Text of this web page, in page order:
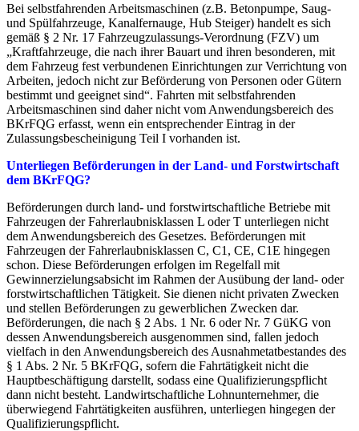
Bei selbstfahrenden Arbeitsmaschinen (z.B. Betonpumpe, Saug-
und Spülfahrzeuge, Kanalfernauge, Hub Steiger) handelt es sich
gemäß § 2 Nr. 17 Fahrzeugzulassungs-Verordnung (FZV) um
„Kraftfahrzeuge, die nach ihrer Bauart und ihren besonderen, mit
dem Fahrzeug fest verbundenen Einrichtungen zur Verrichtung von
Arbeiten, jedoch nicht zur Beförderung von Personen oder Gütern
bestimmt und geeignet sind“. Fahrten mit selbstfahrenden
Arbeitsmaschinen sind daher nicht vom Anwendungsbereich des
BKrFQG erfasst, wenn ein entsprechender Eintrag in der
Zulassungsbescheinigung Teil I vorhanden ist.
Unterliegen Beförderungen in der Land- und Forstwirtschaft
dem BKrFQG?
Beförderungen durch land- und forstwirtschaftliche Betriebe mit
Fahrzeugen der Fahrerlaubnisklassen L oder T unterliegen nicht
dem Anwendungsbereich des Gesetzes. Beförderungen mit
Fahrzeugen der Fahrerlaubnisklassen C, C1, CE, C1E hingegen
schon. Diese Beförderungen erfolgen im Regelfall mit
Gewinnerzielungsabsicht im Rahmen der Ausübung der land- oder
forstwirtschaftlichen Tätigkeit. Sie dienen nicht privaten Zwecken
und stellen Beförderungen zu gewerblichen Zwecken dar.
Beförderungen, die nach § 2 Abs. 1 Nr. 6 oder Nr. 7 GüKG von
dessen Anwendungsbereich ausgenommen sind, fallen jedoch
vielfach in den Anwendungsbereich des Ausnahmetatbestandes des
§ 1 Abs. 2 Nr. 5 BKrFQG, sofern die Fahrtätigkeit nicht die
Hauptbeschäftigung darstellt, sodass eine Qualifizierungspflicht
dann nicht besteht. Landwirtschaftliche Lohnunternehmer, die
überwiegend Fahrtätigkeiten ausführen, unterliegen hingegen der
Qualifizierungspflicht.